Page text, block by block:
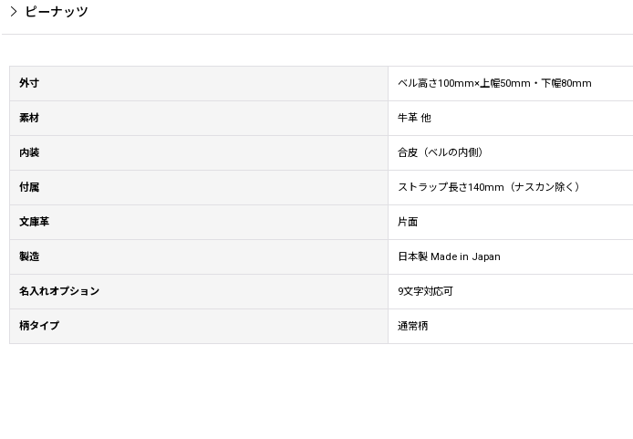
ピーナッツ
外寸 ベル高さ100mm×上幅50mm・下幅80mm
素材 牛革 他
内装 合皮（ベルの内側）
付属 ストラップ長さ140mm（ナスカン除く）
文庫革 片面
製造 日本製 Made in Japan
名入れオプション 9文字対応可
柄タイプ 通常柄